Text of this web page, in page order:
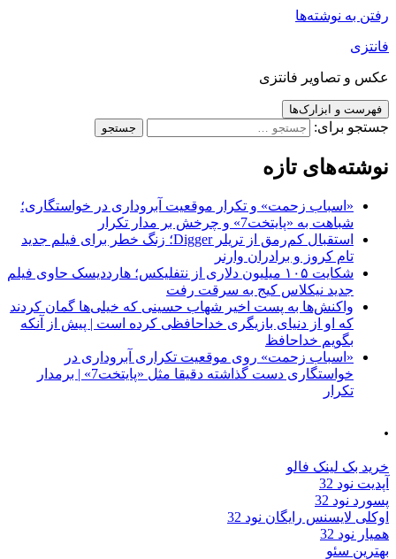
نوشته‌ها
فانتزی
و ابزارک‌ها
برای:
تازه
زحمت» و تکرار موقعیت آبروداری در خواستگاری؛
به «پایتخت7» و چرخش بر مدار تکرار
استقبال کم‌رمق از تریلر Digger؛ زنگ خطر برای فیلم جدید
کروز و برادران وارنر
شکایت ۱۰۵ میلیون دلاری از نتفلیکس؛ هارددیسک حاوی فیلم
نیکلاس کیج به سرقت رفت
به پست اخیر شهاب حسینی که خیلی‌ها گمان کردند
او از دنیای بازیگری خداحافظی کرده است | پیش از آنکه
خداحافظ
زحمت» روی موقعیت تکراری آبروداری در
خواستگاری دست گذاشته دقیقا مثل «پایتخت7» | برمدار
لینک فالو
32
32
رایگان نود 32
32
سئو